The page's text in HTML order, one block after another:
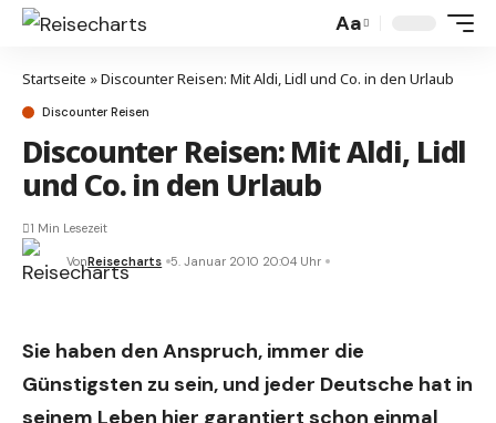
Aa
Startseite »Discounter Reisen: Mit Aldi, Lidl und Co. in den Urlaub
Discounter Reisen
Discounter Reisen: Mit Aldi, Lidl
und Co. in den Urlaub
VonReisecharts 5. Januar 2010 20:04 Uhr
1 Min Lesezeit
Sie haben den Anspruch, immer die
Günstigsten zu sein, und jeder Deutsche hat in
seinem Leben hier garantiert schon einmal